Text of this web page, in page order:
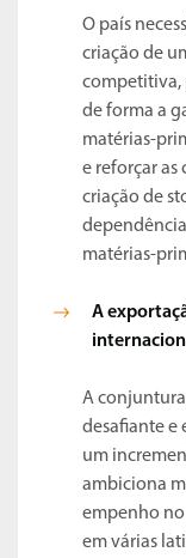
O país
criação de
competitiva,
de forma a
matérias-
e reforçar as
criação de
matérias-
A
A
desafiante e
um
ambiciona
empenho
em várias